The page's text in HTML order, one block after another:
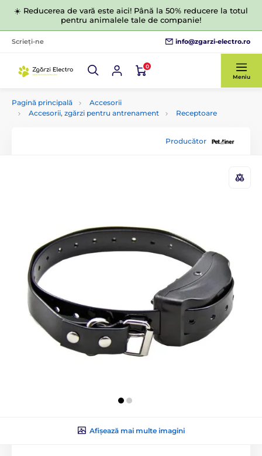
☀️ Reducerea de vară este aici! Până la 50% reducere la totul
pentru animalele tale de companie!
Scrieți-ne info@zgarzi-electro.ro
0
Meniu
Pagină principală
Accesorii
Accesorii, zgărzi pentru antrenament
Receptoare
Producător
Afișează mai multe imagini